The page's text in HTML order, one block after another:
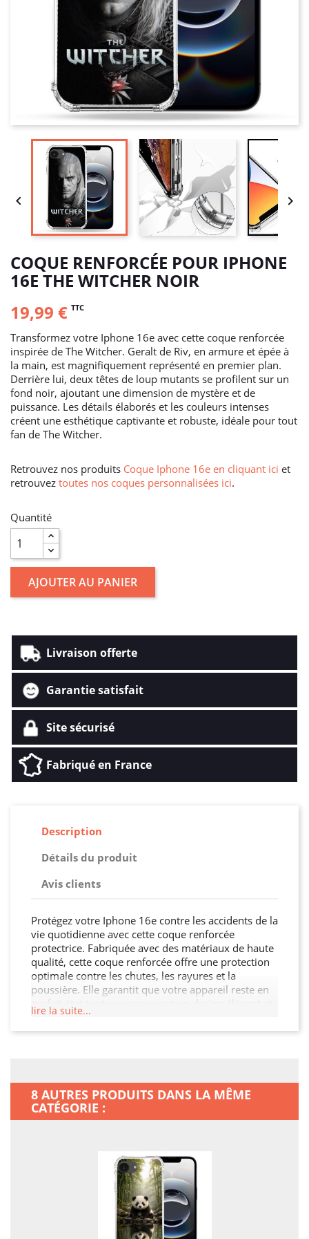
 
COQUE RENFORCÉE POUR IPHONE
16E THE WITCHER NOIR
19,99 € TTC
Transformez votre Iphone 16e avec cette coque renforcée
inspirée de The Witcher. Geralt de Riv, en armure et épée à
la main, est magnifiquement représenté en premier plan.
Derrière lui, deux têtes de loup mutants se profilent sur un
fond noir, ajoutant une dimension de mystère et de
puissance. Les détails élaborés et les couleurs intenses
créent une esthétique captivante et robuste, idéale pour tout
fan de The Witcher.
Retrouvez nos produits Coque Iphone 16e en cliquant ici et
retrouvez toutes nos coques personnalisées ici.
Quantité
AJOUTER AU PANIER
Livraison offerte
Garantie satisfait
Site sécurisé
Fabriqué en France
Description
Détails du produit
Avis clients
Protégez votre Iphone 16e contre les accidents de la
vie quotidienne avec cette coque renforcée
protectrice. Fabriquée avec des matériaux de haute
qualité, cette coque renforcée offre une protection
optimale contre les chutes, les rayures et la
poussière. Elle garantit que votre appareil reste en
parfait état tout en conservant un design élégant et
moderne. N'attendez pas qu'un accident se
produise, agissez maintenant pour préserver votre
lire la suite...
8 AUTRES PRODUITS DANS LA MÊME
CATÉGORIE :